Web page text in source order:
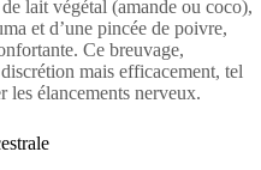
lait végétal (amande ou coco),
et d’une pincée de poivre,
Ce breuvage,
mais efficacement, tel
élancements nerveux.